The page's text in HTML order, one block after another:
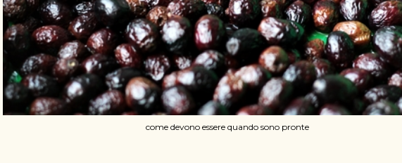
come devono essere quando sono pronte